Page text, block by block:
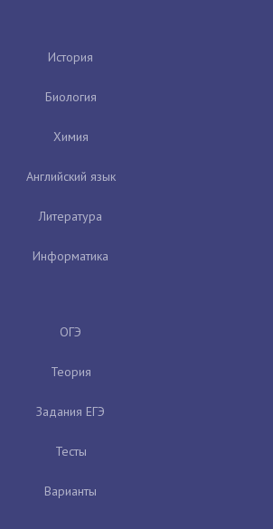
История
Биология
Химия
Английский язык
Литература
Информатика
ОГЭ
Теория
Задания ЕГЭ
Тесты
Варианты